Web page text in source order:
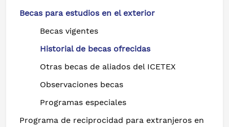
Becas para estudios en el exterior
Becas vigentes
Historial de becas ofrecidas
Otras becas de aliados del ICETEX
Observaciones becas
Programas especiales
Programa de reciprocidad para extranjeros en